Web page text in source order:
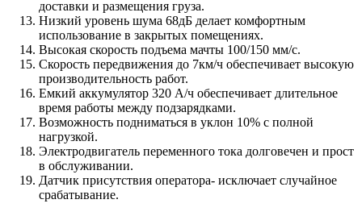
доставки и размещения груза.
Низкий уровень шума 68дБ делает комфортным
использование в закрытых помещениях.
Высокая скорость подъема мачты 100/150 мм/с.
Скорость передвижения до 7км/ч обеспечивает высокую
производительность работ.
Емкий аккумулятор 320 А/ч обеспечивает длительное
время работы между подзарядками.
Возможность подниматься в уклон 10% с полной
нагрузкой.
Электродвигатель переменного тока долговечен и прост
в обслуживании.
Датчик присутствия оператора- исключает случайное
срабатывание.